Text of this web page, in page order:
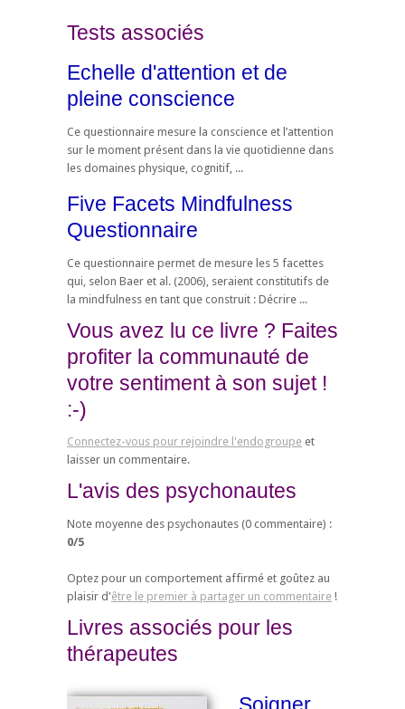
Tests associés
Echelle d'attention et de
pleine conscience
Ce questionnaire mesure la conscience et l’attention
sur le moment présent dans la vie quotidienne dans
les domaines physique, cognitif, ...
Five Facets Mindfulness
Questionnaire
Ce questionnaire permet de mesure les 5 facettes
qui, selon Baer et al. (2006), seraient constitutifs de
la mindfulness en tant que construit : Décrire ...
Vous avez lu ce livre ? Faites
profiter la communauté de
votre sentiment à son sujet !
:-)
Connectez-vous pour rejoindre l'endogroupe et
laisser un commentaire.
L'avis des psychonautes
Note moyenne des psychonautes (0 commentaire) :
0/5
Optez pour un comportement affirmé et goûtez au
plaisir d'être le premier à partager un commentaire !
Livres associés pour les
thérapeutes